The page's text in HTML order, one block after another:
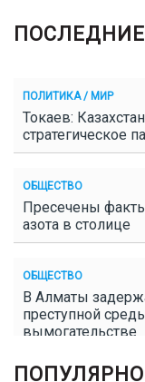
ПОЛИТИКА / МИР
Токаев:
стратегическое
ОБЩЕСТВО
Пресечены
азота в столице
ОБЩЕСТВО
В Алматы
преступной
вымогательстве
ПОПУЛЯРНО